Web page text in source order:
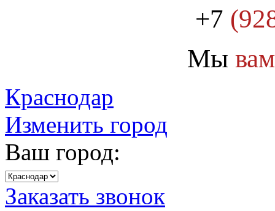
+7
Мы вам
Краснодар
Изменить город
Ваш город:
Заказать звонок